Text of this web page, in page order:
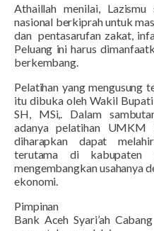
Athaillah menilai,
nasional berkiprah untuk
dan pentasarufan zakat,
Peluang ini harus
berkembang.
Pelatihan yangmengusung
itudibuka oleh Wakil
SH, MSi,. Dalam
adanya pelatihan
diharapkan dapat
terutama di kabupaten
mengembangkan usahanya
ekonomi.
Pimpinan
Bank Aceh Syari’ah